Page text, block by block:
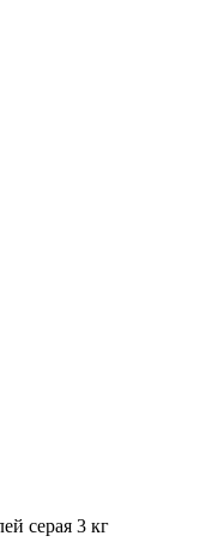
серая 3 кг